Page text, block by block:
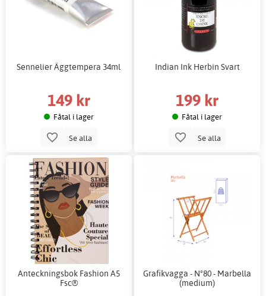
Sennelier Äggtempera 34ml
149 kr
Fåtal i lager
Se alla
Indian Ink Herbin Svart
199 kr
Fåtal i lager
Se alla
Anteckningsbok Fashion A5
Fsc®
Grafikvagga - N°80 - Marbella
(medium)